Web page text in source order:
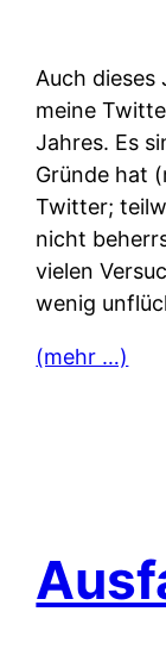
Auch dieses
meine
Jahres. Es
Gründe hat
Twitter;
nicht
vielen
wenig
(mehr …)